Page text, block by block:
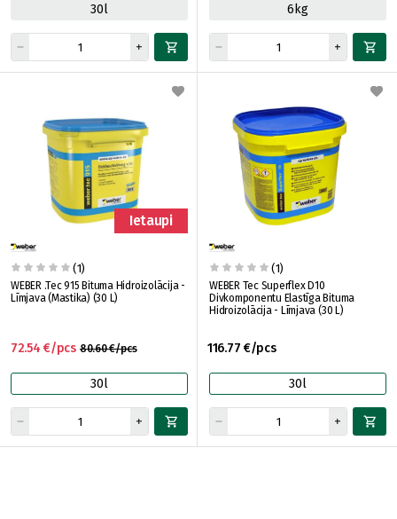
30l
6kg
Ietaupi
(1)
WEBER .Tec 915 Bituma Hidroizolācija -
Līmjava (Mastika) (30 L)
80.60 €/pcs
72.54 €/pcs
30l
(1)
WEBER Tec Superflex D10
Divkomponentu Elastīga Bituma
Hidroizolācija - Līmjava (30 L)
116.77 €/pcs
30l